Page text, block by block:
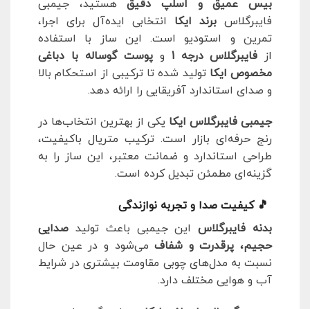
بیس عمیق و اسلپ دقیقهستید، جیمبی
فایبرگلاس برند ایکاانتخابی ایده‌آل برای اجرا،
تمرین و استودیو است. این ساز با استفاده
از فایبرگلاس درجه 1 و پوست گوساله با دباغی
مخصوص ایکاتولید شده تا ترکیبی از استحکام بالا
و صدای استاندارد آفریقایی را ارائه دهد.
جیمبی فایبرگلاس ایکایکی از بهترین انتخاب‌ها در
رنج حرفه‌ای بازار است. ترکیب متریال باکیفیت،
طراحی استاندارد و ضمانت معتبر، این ساز را به
گزینه‌ای مطمئن تبدیل کرده است.
🎵 کیفیت صدا و تجربه نوازندگی
بدنه فایبرگلاس این جیمبی باعث تولید صدایی
حجیم، پرقدرت و شفافمی‌شود و در عین حال
نسبت به مدل‌های چوبی مقاومت بیشتری در شرایط
آب و هوایی مختلف دارد.